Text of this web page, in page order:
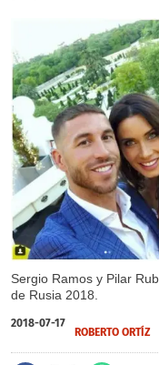
Sergio Ramos y Pilar
de Rusia 2018.
2018-07-17
ROBERTO ORTÍZ